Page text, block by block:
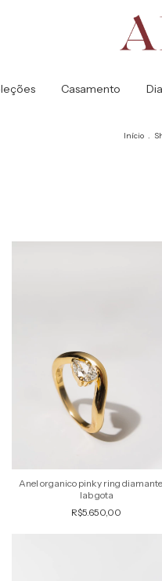
Casamento
Início .
Anel organico pinky ring
lab gota
R$5.650,00